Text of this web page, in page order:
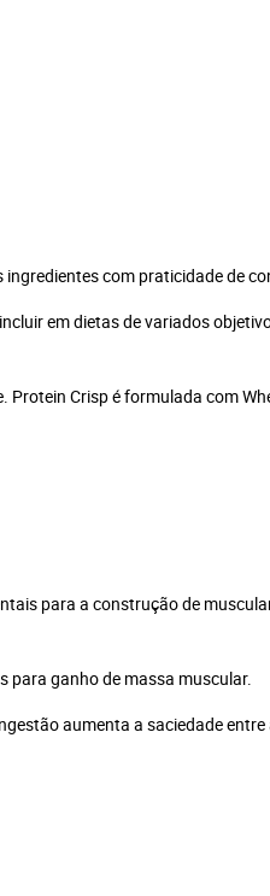
com praticidade de
em dietas de variados
Crisp é formulada com
para a construção de
para ganho de massa muscular.
aumenta a saciedade